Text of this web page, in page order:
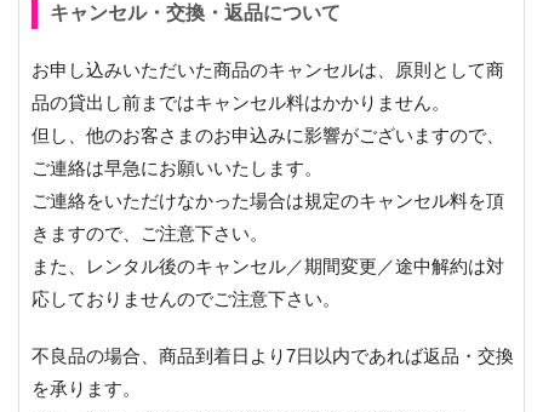
キャンセル・交換・返品について
お申し込みいただいた商品のキャンセルは、原則として商
品の貸出し前まではキャンセル料はかかりません。
但し、他のお客さまのお申込みに影響がございますので、
ご連絡は早急にお願いいたします。
ご連絡をいただけなかった場合は規定のキャンセル料を頂
きますので、ご注意下さい。
また、レンタル後のキャンセル／期間変更／途中解約は対
応しておりませんのでご注意下さい。
不良品の場合、商品到着日より7日以内であれば返品・交換
を承ります。